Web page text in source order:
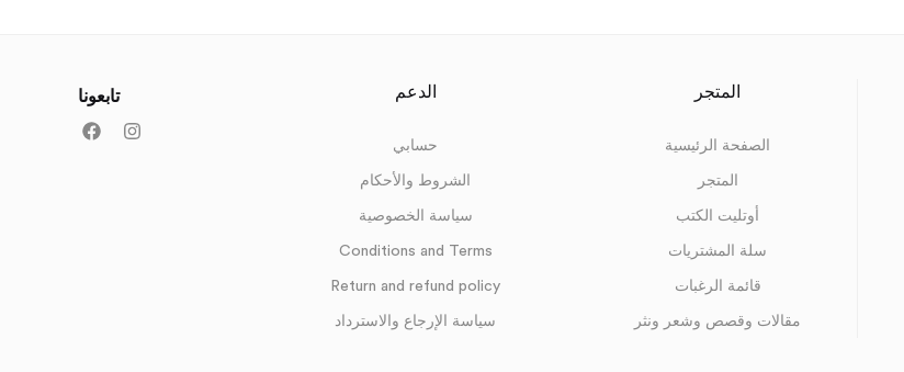
المتجر
الصفحة الرئيسية
المتجر
أوتليت الكتب
سلة المشتريات
قائمة الرغبات
مقالات وقصص وشعر ونثر
الدعم
حسابي
الشروط والأحكام
سياسة الخصوصية
Conditions and Terms
Return and refund policy
سياسة الإرجاع والاسترداد
تابعونا